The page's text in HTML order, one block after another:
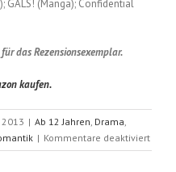
GALS! (Manga); Confidential
für das Rezensionsexemplar.
kaufen.
2013 | Ab 12 Jahren Drama
| Kommentare deaktiviertfür